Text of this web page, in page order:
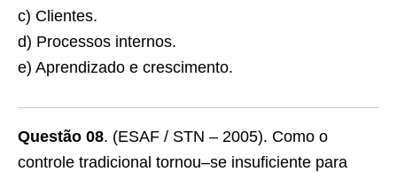
c) Clientes.
d) Processos internos.
e) Aprendizado e crescimento.
Questão 08. (ESAF / STN – 2005). Como o
controle tradicional tornou–se insuficiente para